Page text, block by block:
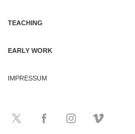
TEACHING
EARLY WORK
IMPRESSUM